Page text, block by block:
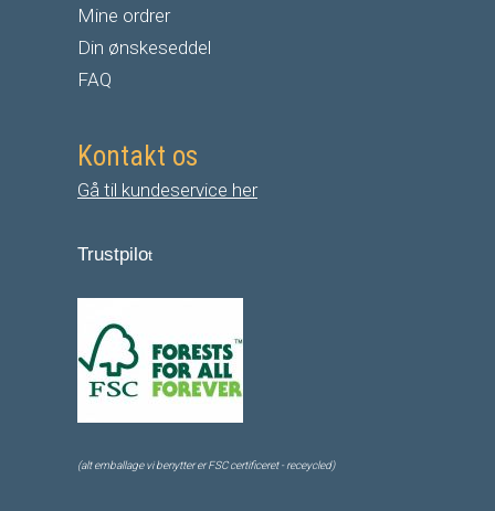
Mine ordrer
Din ønskeseddel
FAQ
Kontakt os
Gå til kundeservice her
Trustpilot
(alt emballage vi benytter er FSC certificeret - receycled)